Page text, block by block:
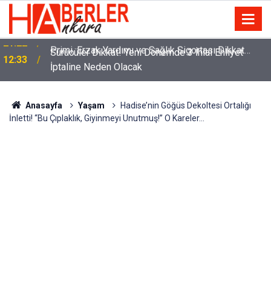
12:33
Sürücüler Dikkat! Yeni Dönemde 3 İhlal Ehliyet
İptaline Neden Olacak
Anasayfa Yaşam
Hadise’nin Göğüs Dekoltesi Ortalığı
İnletti! “Bu Çıplaklık, Giyinmeyi Unutmuş!” O Kareler…